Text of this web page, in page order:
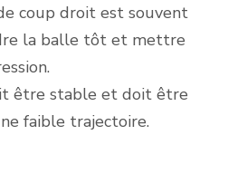
coup droit est souvent
la balle tôt et mettre
être stable et doit être
faible trajectoire.